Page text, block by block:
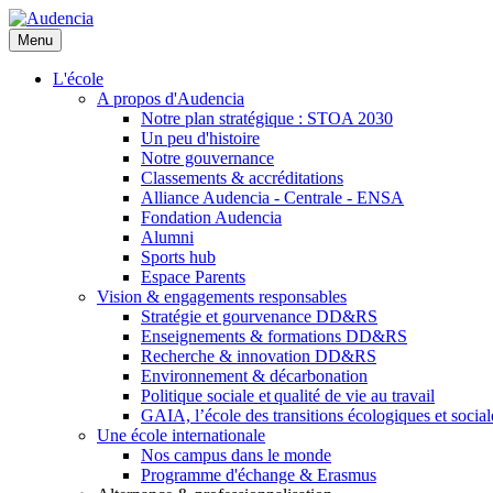
Aller
au
contenu
principal
Menu
L'école
A propos d'Audencia
Notre plan stratégique : STOA 2030
Un peu d'histoire
Notre gouvernance
Classements & accréditations
Alliance Audencia - Centrale - ENSA
Fondation Audencia
Alumni
Sports hub
Espace Parents
Vision & engagements responsables
Stratégie et gourvenance DD&RS
Enseignements & formations DD&RS
Recherche & innovation DD&RS
Environnement & décarbonation
Politique sociale et qualité de vie au travail
GAIA, l’école des transitions écologiques et
Une école internationale
Nos campus dans le monde
Programme d'échange & Erasmus